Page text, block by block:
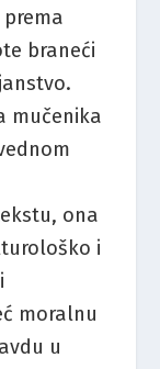
braneći
mučenika
ona
i
moralnu
u